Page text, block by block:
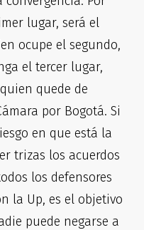
lugar, será el
ocupe el segundo,
el tercer lugar,
quede de
por Bogotá. Si
en que está la
trizas los acuerdos
los defensores
la Up, es el objetivo
puede negarse a